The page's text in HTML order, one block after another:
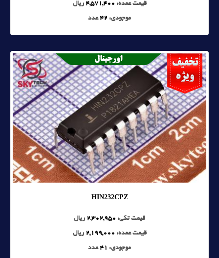
قیمت عمده: 4,571,400 ریال
موجودی: 42 عدد
HIN232CPZ
قیمت تکی: 2,302,950 ریال
قیمت عمده: 2,199,000 ریال
موجودی: 41 عدد